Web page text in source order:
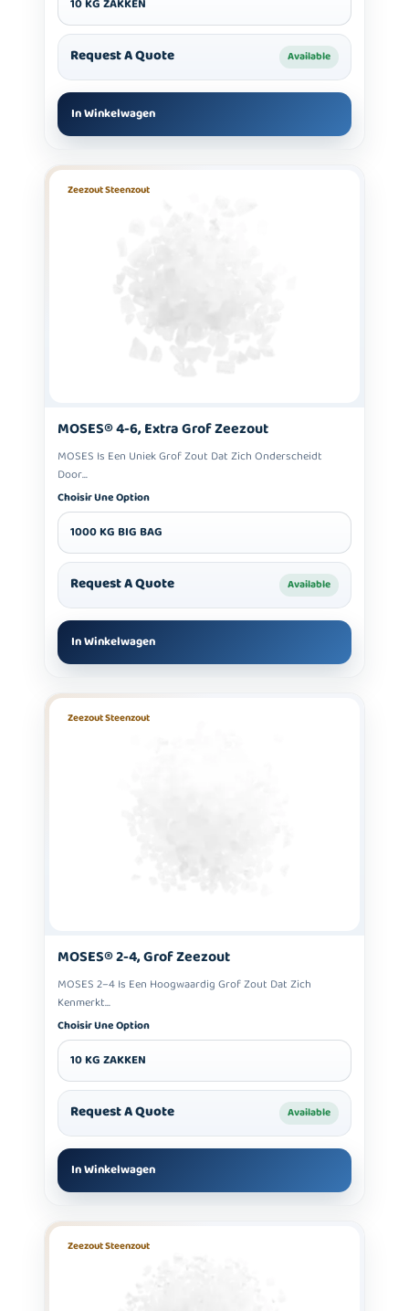
10 KG ZAKKEN
Request A Quote Available
In Winkelwagen
Zeezout Steenzout
MOSES® 4-6, Extra Grof Zeezout
MOSES Is Een Uniek Grof Zout Dat Zich Onderscheidt
Door...
Choisir Une Option
1000 KG BIG BAG
Request A Quote Available
In Winkelwagen
Zeezout Steenzout
MOSES® 2-4, Grof Zeezout
MOSES 2–4 Is Een Hoogwaardig Grof Zout Dat Zich
Kenmerkt...
Choisir Une Option
10 KG ZAKKEN
Request A Quote Available
In Winkelwagen
Zeezout Steenzout